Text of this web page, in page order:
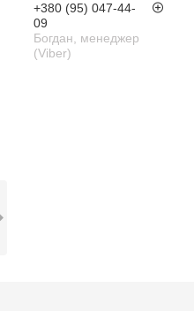
+380 (95) 047-44-
09
Богдан, менеджер
(Viber)